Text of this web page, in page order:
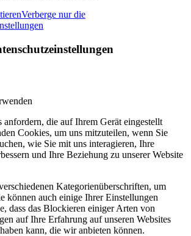
Verberge nur die
die auf Ihrem Gerät eingestellt
Cookies, um uns mitzuteilen, wenn Sie
wie Sie mit uns interagieren, Ihre
und Ihre Beziehung zu unserer Website
Kategorienüberschriften, um
können auch einige Ihrer Einstellungen
dass das Blockieren einiger Arten von
auf Ihre Erfahrung auf unseren Websites
kann, die wir anbieten können.